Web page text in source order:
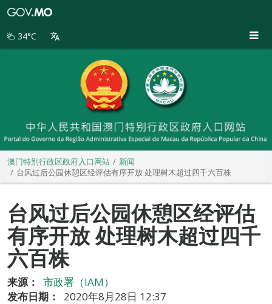
别
34°C
澳门特别行政区政府入口网站
新闻
台风过后公园休憩区经评估有序开放 处理树木超过四千六百株
台风过后公园休憩区经评估
有序开放 处理树木超过四千
六百株
来源：
市政署（IAM）
发布日期：
2020年8月28日 12:37